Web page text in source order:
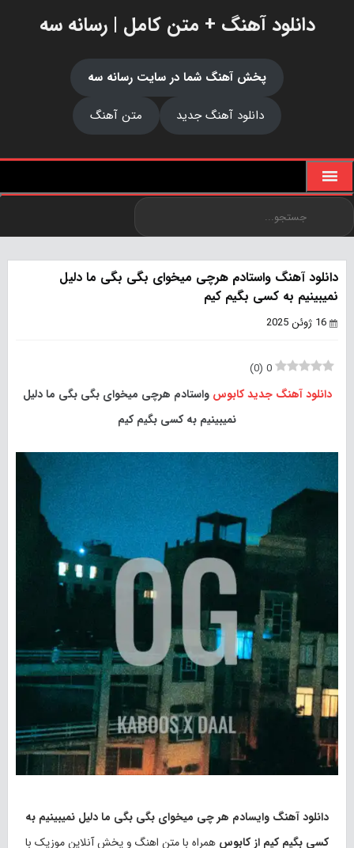
دانلود آهنگ + متن کامل | رسانه سه
پخش آهنگ شما در سایت رسانه سه
دانلود آهنگ جدید
متن آهنگ
دانلود آهنگ واستادم هرچی میخوای بگی بگی ما دلیل
نمیبینیم به کسی بگیم کیم
16 ژوئن 2025
0
(
0
)
دانلود آهنگ جدید کابوس واستادم هرچی میخوای بگی بگی ما دلیل
نمیبینیم به کسی بگیم کیم
دانلود آهنگ وایسادم هر چی میخوای بگی بگی ما دلیل نمیبینیم به
کسی بگیم کیم از کابوس همراه با متن اهنگ و پخش آنلاین موزیک با